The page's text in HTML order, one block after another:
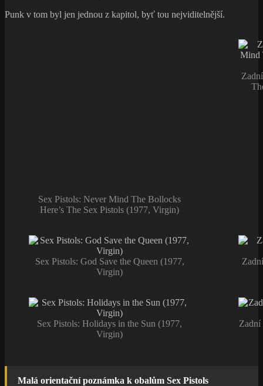
Punk v tom byl jen jednou z kapitol, byť tou nejviditelnější.
Sex Pistols: Never Mind The Bollocks
Here’s The Sex Pistols (1977, Virgin)
Sex Pistols: God Save the Queen (1977,
Virgin)
Sex Pistols: Holidays in the Sun (1977,
Virgin)
Zadní
Malá orientační poznámka k obalům Sex Pistols